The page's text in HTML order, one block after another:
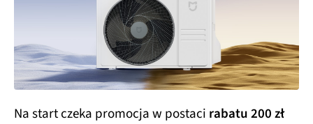
Na start czeka promocja w postaci rabatu 200 zł